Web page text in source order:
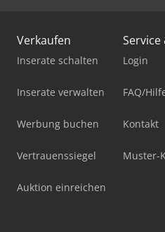
Verkaufen
Inserate schalten
Inserate verwalten
Werbung buchen
Vertrauenssiegel
Auktion einreichen
Login
FAQ/
Kontakt
Muster-